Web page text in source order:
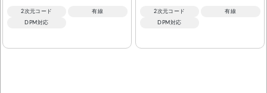
2次元コード 有線
DPM対応
2次元コード 有線
DPM対応